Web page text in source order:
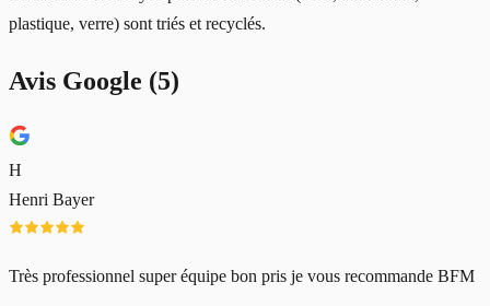
plastique, verre) sont triés et recyclés.
Avis Google (5)
H
Henri Bayer
Très professionnel super équipe bon pris je vous recommande BFM